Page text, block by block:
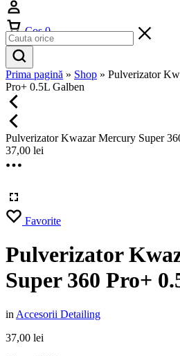
Cos 0
Prima pagină » Shop » Pulverizator
Pro+ 0.5L Galben
Pulverizator Kwazar Mercury Super
37,00 lei
Favorite
Pulverizator
Super 360 Pro+
in Accesorii Detailing
37,00 lei